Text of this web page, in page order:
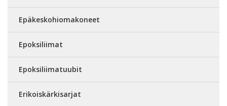
Epäkeskohiomakoneet
Epoksiliimat
Epoksiliimatuubit
Erikoiskärkisarjat